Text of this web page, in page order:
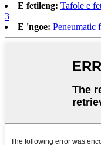
E fetileng: Tafole e
3
E 'ngoe: Peneumatic